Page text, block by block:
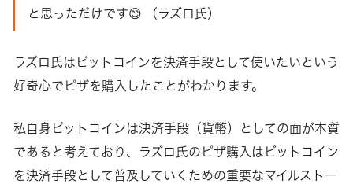
と思っただけです😊 （ラズロ氏）
ラズロ氏はビットコインを決済手段として使いたいという
好奇心でピザを購入したことがわかります。
私自身ビットコインは決済手段（貨幣）としての面が本質
であると考えており、ラズロ氏のピザ購入はビットコイン
を決済手段として普及していくための重要なマイルストー